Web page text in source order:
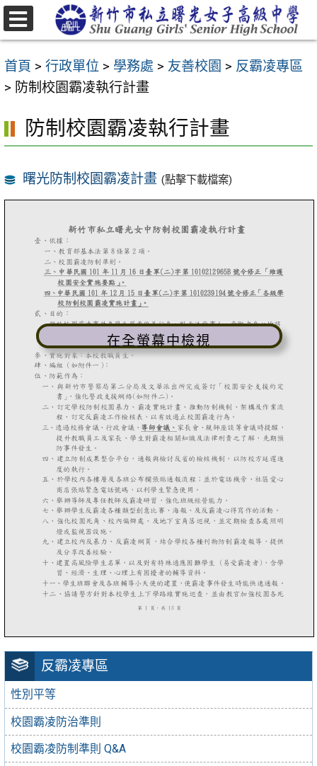
跳
至
要
內
區
首頁 > 行政單位 > 學務處 > 友善校園 > 反霸凌專區
> 防制校園霸凌執行計畫
反霸凌專區
性別平等
校園霸凌防治準則
校園霸凌防制準則 Q&A
防制校園霸凌執行計畫
曙光防制校園霸凌計畫 (點擊下載檔案)
在全螢幕中檢視
選
單